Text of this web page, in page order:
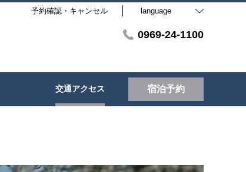
予約確認・キャンセル language
0969-24-1100
交通アクセス 宿泊予約